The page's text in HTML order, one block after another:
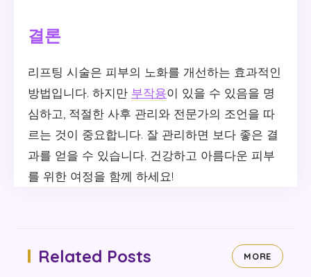
결론
리프팅 시술은 피부의 노화를 개선하는 효과적인
방법입니다. 하지만 부작용이 있을 수 있음을 명
심하고, 적절한 사후 관리와 전문가의 조언을 따
르는 것이 중요합니다. 잘 관리하면 보다 좋은 결
과를 얻을 수 있습니다. 건강하고 아름다운 피부
를 위한 여정을 함께 하세요!
Related Posts MORE